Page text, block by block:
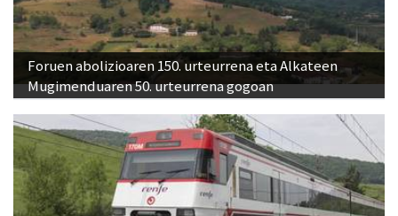
Foruen abolizioaren 150. urteurrena eta Alkateen
Mugimenduaren 50. urteurrena gogoan